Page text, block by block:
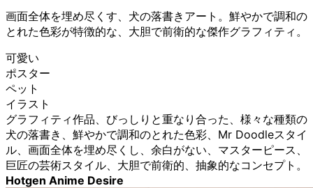
画面全体を埋め尽くす、犬の落書きアート。鮮やかで調和の
とれた色彩が特徴的な、大胆で前衛的な傑作グラフィティ。
可愛い
ポスター
ペット
イラスト
グラフィティ作品、びっしりと重なり合った、様々な種類の
犬の落書き、鮮やかで調和のとれた色彩、Mr Doodleスタイ
ル、画面全体を埋め尽くし、余白がない、マスターピース、
巨匠の芸術スタイル、大胆で前衛的、抽象的なコンセプト。
Hotgen Anime Desire